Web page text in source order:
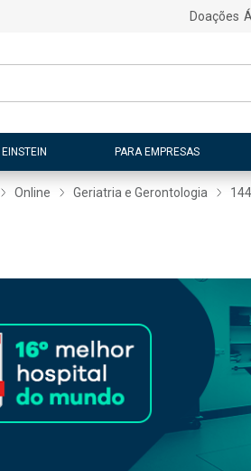
Doações
PARA EMPRESAS
Online Geriatria e Gerontologia